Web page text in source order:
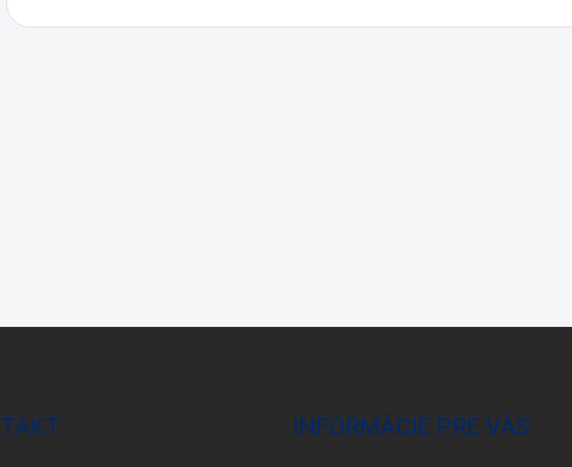
INFORMÁCIE PRE VÁS